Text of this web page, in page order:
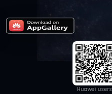
Huawei users